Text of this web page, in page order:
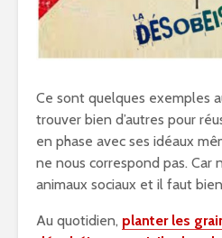
Ce sont quelques exemples
trouver bien d’autres pour
en phase avec ses idéaux
ne nous correspond pas. Car
animaux sociaux et il faut
Au quotidien, planter les